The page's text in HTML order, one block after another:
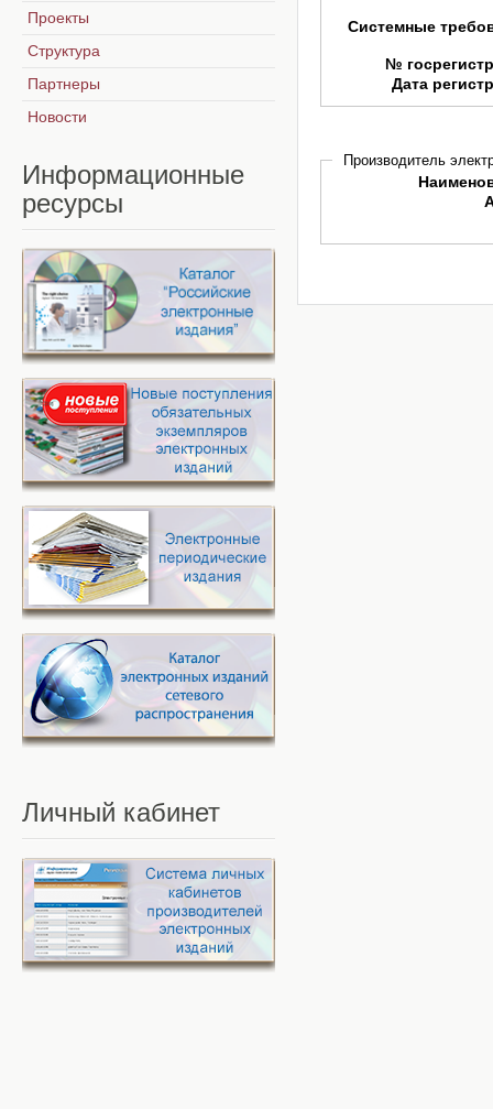
Системные
№
Дата
Производитель
Проекты
Структура
Партнеры
Новости
Информационные
ресурсы
Личный кабинет